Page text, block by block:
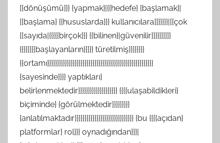
[[dönüşümü}}} {yapmak}|{{hedefe} {başlamak}|
[[başlama} {{hususlarda}}} kullanıcılara]]}}}}}|[[çok
[[sayıda|{{{{{birçok}}} {{bilinen}|güvenilir]]}}]]]]]}
{{{{[[{{başlayanların}]]}} türetilmiş}}}}}}}}
{{ortamı}}}}}}}}}}}}}}}}}}}}}}}}}}}}}}}}}}}}}}}}}}}}}}}}}}}}}}
{sayesinde}}}} yaptıkları}
belirlenmektedir}}}}}}}}}}}}}}}}}}}} {{{{ulaşabildikleri}
biçiminde} {görülmektedir}}}}}}}}}
{anlatılmaktadır}}}}}}}}}}}}}}}}}}}}}}}}}}}}}} {bu {{{{açıdan}
platformlar} rol}}} oynadığından}}}|